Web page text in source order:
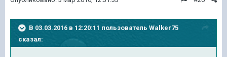
В 03.03.2016 в 12:20:11 пользователь Walker75
сказал: